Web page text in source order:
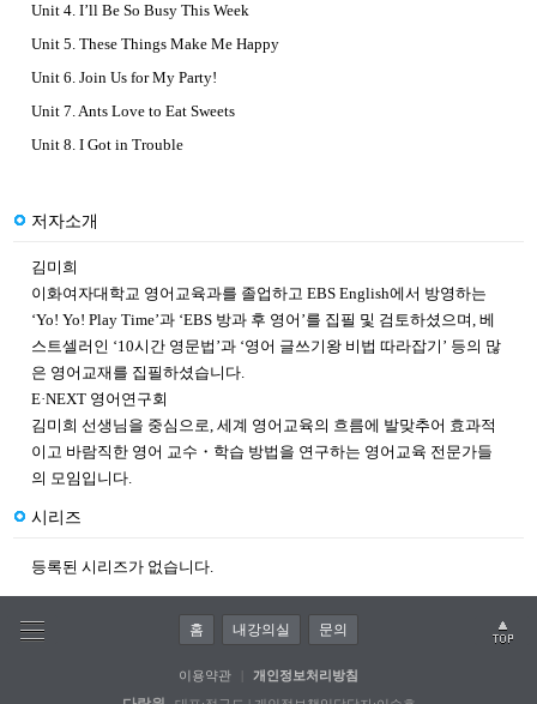
Unit 4. I’ll Be So Busy This Week
Unit 5. These Things Make Me Happy
Unit 6. Join Us for My Party!
Unit 7. Ants Love to Eat Sweets
Unit 8. I Got in Trouble
저자소개
김미희
이화여자대학교 영어교육과를 졸업하고 EBS English에서 방영하는
‘Yo! Yo! Play Time’과 ‘EBS 방과 후 영어’를 집필 및 검토하셨으며, 베
스트셀러인 ‘10시간 영문법’과 ‘영어 글쓰기왕 비법 따라잡기’ 등의 많
은 영어교재를 집필하셨습니다.
E·NEXT 영어연구회
김미희 선생님을 중심으로, 세계 영어교육의 흐름에 발맞추어 효과적
이고 바람직한 영어 교수・학습 방법을 연구하는 영어교육 전문가들
의 모임입니다.
시리즈
등록된 시리즈가 없습니다.
홈 내강의실 문의
이용약관 개인정보처리방침